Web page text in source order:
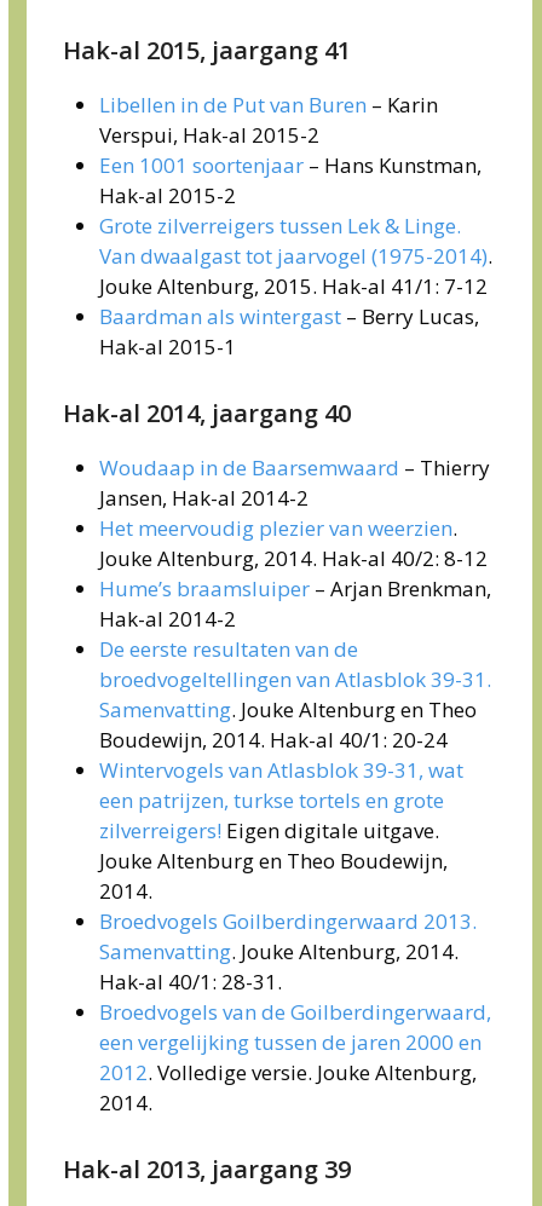
Hak-al 2015, jaargang 41
Libellen in de Put van Buren – Karin
Verspui, Hak-al 2015-2
Een 1001 soortenjaar – Hans Kunstman,
Hak-al 2015-2
Grote zilverreigers tussen Lek & Linge.
Van dwaalgast tot jaarvogel (1975-2014).
Jouke Altenburg, 2015. Hak-al 41/1: 7-12
Baardman als wintergast – Berry Lucas,
Hak-al 2015-1
Hak-al 2014, jaargang 40
Woudaap in de Baarsemwaard – Thierry
Jansen, Hak-al 2014-2
Het meervoudig plezier van weerzien.
Jouke Altenburg, 2014. Hak-al 40/2: 8-12
Hume’s braamsluiper – Arjan Brenkman,
Hak-al 2014-2
De eerste resultaten van de
broedvogeltellingen van Atlasblok 39-31.
Samenvatting. Jouke Altenburg en Theo
Boudewijn, 2014. Hak-al 40/1: 20-24
Wintervogels van Atlasblok 39-31, wat
een patrijzen, turkse tortels en grote
zilverreigers! Eigen digitale uitgave.
Jouke Altenburg en Theo Boudewijn,
2014.
Broedvogels Goilberdingerwaard 2013.
Samenvatting. Jouke Altenburg, 2014.
Hak-al 40/1: 28-31.
Broedvogels van de Goilberdingerwaard,
een vergelijking tussen de jaren 2000 en
2012. Volledige versie. Jouke Altenburg,
2014.
Hak-al 2013, jaargang 39